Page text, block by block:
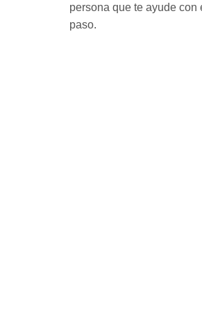
persona que te ayude con
paso.